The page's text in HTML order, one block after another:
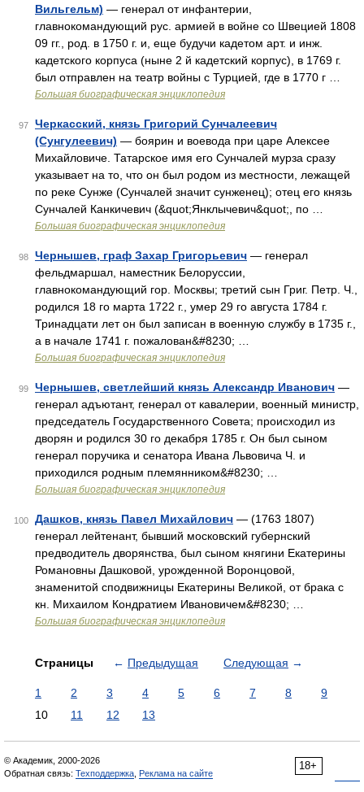
Вильгельм) — генерал от инфантерии,
главнокомандующий рус. армией в войне со Швецией 1808
09 гг., род. в 1750 г. и, еще будучи кадетом арт. и инж.
кадетского корпуса (ныне 2 й кадетский корпус), в 1769 г.
был отправлен на театр войны с Турцией, где в 1770 г …
Большая биографическая энциклопедия
97
Черкасский, князь Григорий Сунчалеевич
(Сунгулеевич) — боярин и воевода при царе Алексее
Михайловиче. Татарское имя его Сунчалей мурза сразу
указывает на то, что он был родом из местности, лежащей
по реке Сунже (Сунчалей значит сунженец); отец его князь
Сунчалей Канкичевич (&quot;Янклычевич&quot;, по …
Большая биографическая энциклопедия
98 Чернышев, граф Захар Григорьевич — генерал
фельдмаршал, наместник Белоруссии,
главнокомандующий гор. Москвы; третий сын Григ. Петр. Ч.,
родился 18 го марта 1722 г., умер 29 го августа 1784 г.
Тринадцати лет он был записан в военную службу в 1735 г.,
а в начале 1741 г. пожалован&#8230; …
Большая биографическая энциклопедия
99 Чернышев, светлейший князь Александр Иванович —
генерал адъютант, генерал от кавалерии, военный министр,
председатель Государственного Совета; происходил из
дворян и родился 30 го декабря 1785 г. Он был сыном
генерал поручика и сенатора Ивана Львовича Ч. и
приходился родным племянником&#8230; …
Большая биографическая энциклопедия
100 Дашков, князь Павел Михайлович — (1763 1807)
генерал лейтенант, бывший московский губернский
предводитель дворянства, был сыном княгини Екатерины
Романовны Дашковой, урожденной Воронцовой,
знаменитой сподвижницы Екатерины Великой, от брака с
кн. Михаилом Кондратием Ивановичем&#8230; …
Большая биографическая энциклопедия
Страницы ← Предыдущая Следующая →
1 2 3 4 5 6 7 8
9
10
11 12 13
18+
© Академик, 2000-2026
Обратная связь: Техподдержка Реклама на сайте